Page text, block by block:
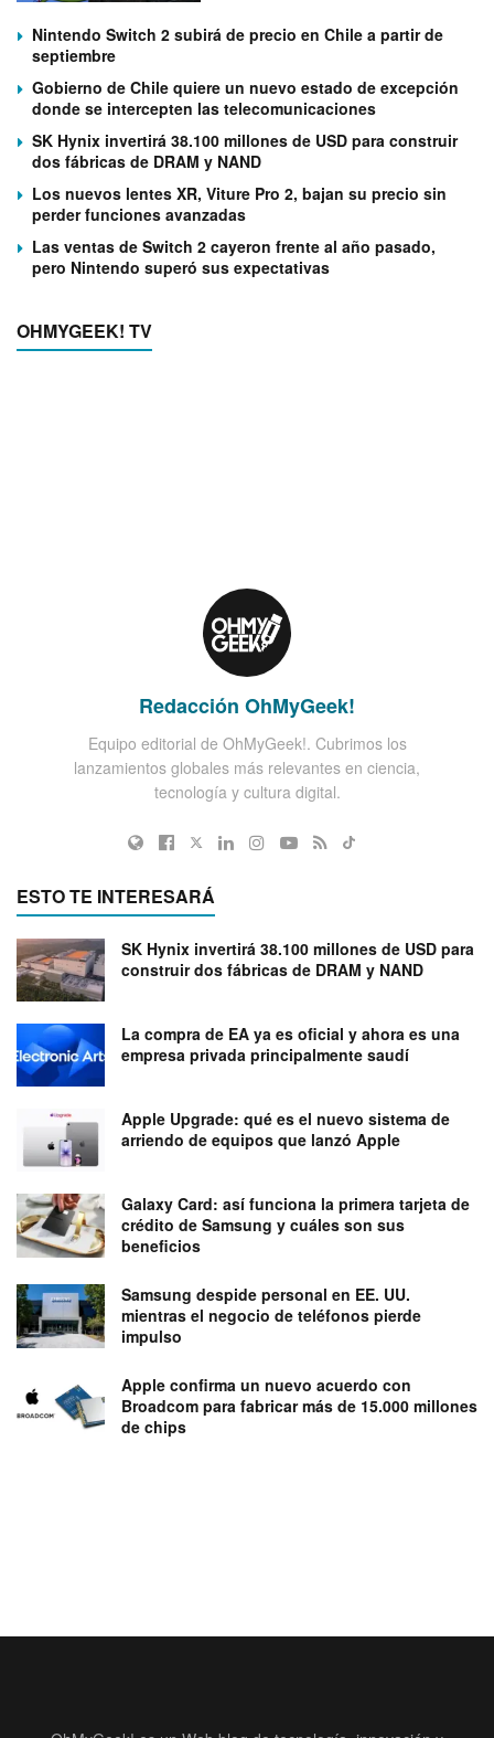
Nintendo Switch 2 subirá de precio en Chile a partir de
septiembre
Gobierno de Chile quiere un nuevo estado de excepción
donde se intercepten las telecomunicaciones
SK Hynix invertirá 38.100 millones de USD para construir
dos fábricas de DRAM y NAND
Los nuevos lentes XR, Viture Pro 2, bajan su precio sin
perder funciones avanzadas
Las ventas de Switch 2 cayeron frente al año pasado,
pero Nintendo superó sus expectativas
OHMYGEEK! TV
Redacción OhMyGeek!
Equipo editorial de OhMyGeek!. Cubrimos los
lanzamientos globales más relevantes en ciencia,
tecnología y cultura digital.
ESTO TE INTERESARÁ
SK Hynix invertirá 38.100 millones de USD para
construir dos fábricas de DRAM y NAND
La compra de EA ya es oficial y ahora es una
empresa privada principalmente saudí
Apple Upgrade: qué es el nuevo sistema de
arriendo de equipos que lanzó Apple
Galaxy Card: así funciona la primera tarjeta de
crédito de Samsung y cuáles son sus
beneficios
Samsung despide personal en EE. UU.
mientras el negocio de teléfonos pierde
impulso
Apple confirma un nuevo acuerdo con
Broadcom para fabricar más de 15.000 millones
de chips